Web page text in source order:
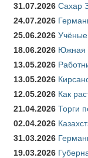
31.07.2026 Сахар
24.07.2026
25.06.2026 Учёные
18.06.2026 Южная
13.05.2026
13.05.2026
12.05.2026 Как
21.04.2026 Торги
02.04.2026
31.03.2026
19.03.2026